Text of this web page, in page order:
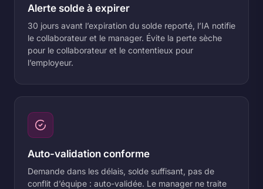
Alerte solde à expirer
30 jours avant l’expiration du solde reporté, l’IA notifie
le collaborateur et le manager. Évite la perte sèche
pour le collaborateur et le contentieux pour
l’employeur.
Auto-validation conforme
Demande dans les délais, solde suffisant, pas de
conflit d’équipe : auto-validée. Le manager ne traite